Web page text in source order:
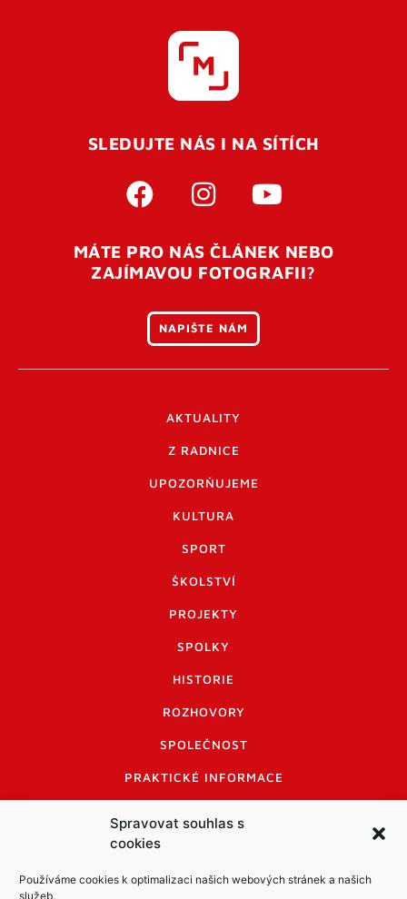
Spravovat souhlas s
cookies
Používáme cookies k optimalizaci našich webových stránek a našich
služeb.
Pro úspěšné dokončení registrace je potřeba
vaší e-mailovouadresu. Po úspěšném odeslání
otevření tohoto odkazu se váš účet ověří a můžete se
přihlásit. Nezapomeňte zkontrolovat složku SPAM ve
SLEDUJTE NÁS I NA SÍTÍCH
MÁTE PRO NÁS ČLÁNEK NEBO
ZAJÍMAVOU FOTOGRAFII?
NAPIŠTE NÁM
AKTUALITY
Z RADNICE
UPOZORŇUJEME
KULTURA
SPORT
ŠKOLSTVÍ
PROJEKTY
SPOLKY
HISTORIE
ROZHOVORY
SPOLEČNOST
PRAKTICKÉ INFORMACE
INFORMACE A KODEX DISKUTUJÍCÍCH
LOGO A LOGO MANUÁL